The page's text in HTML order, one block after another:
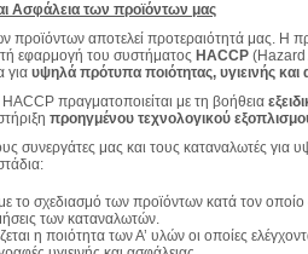
Ασφάλεια των προϊόντων μας
προϊόντων αποτελεί προτεραιότητά μας.
εφαρμογή του συστήματος HACCP
για υψηλά πρότυπα ποιότητας, υγιεινής και
πραγματοποιείται με τη βοήθεια
προηγμένου τεχνολογικού
συνεργάτες μας και τους καταναλωτές για
με το σχεδιασμό των προϊόντων κατά τον οποίο
των καταναλωτών.
η ποιότητα των Α’ υλών οι οποίες